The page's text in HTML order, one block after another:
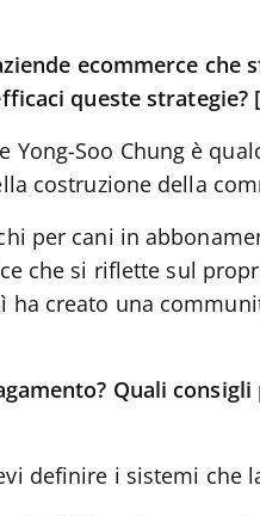
ecommerce che
queste strategie?
Yong-Soo Chung è
costruzione della
per cani in
che si riflette sul
ha creato una
Quali consigli
definire i sistemi che